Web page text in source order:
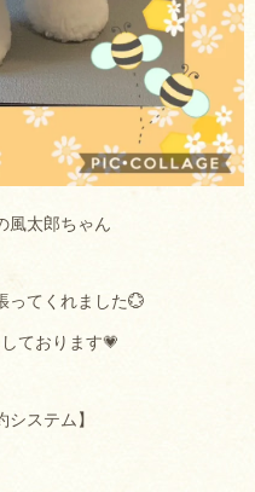
風太郎ちゃん
ってくれました💮
ております💗
システム】